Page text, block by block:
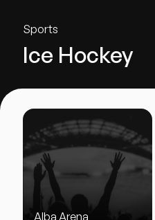
Sports
Ice Hockey
Alba Arena